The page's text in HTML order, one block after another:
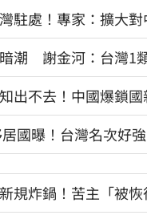
駐處！專家：擴大
潮 謝金河：台灣1
出不去！中國爆鎖國
國曝！台灣名次好強
規炸鍋！苦主「被恢